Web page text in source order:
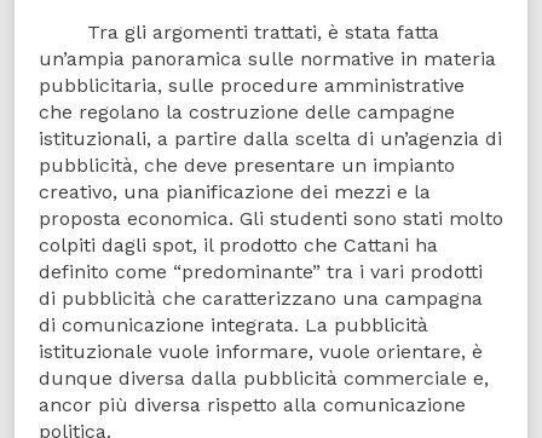
Tra gli argomenti trattati, è stata fatta
un’ampia panoramica sulle normative in materia
pubblicitaria, sulle procedure amministrative
che regolano la costruzione delle campagne
istituzionali, a partire dalla scelta di un’agenzia di
pubblicità, che deve presentare un impianto
creativo, una pianificazione dei mezzi e la
proposta economica. Gli studenti sono stati molto
colpiti dagli spot, il prodotto che Cattani ha
definito come “predominante” tra i vari prodotti
di pubblicità che caratterizzano una campagna
di comunicazione integrata. La pubblicità
istituzionale vuole informare, vuole orientare, è
dunque diversa dalla pubblicità commerciale e,
ancor più diversa rispetto alla comunicazione
politica.